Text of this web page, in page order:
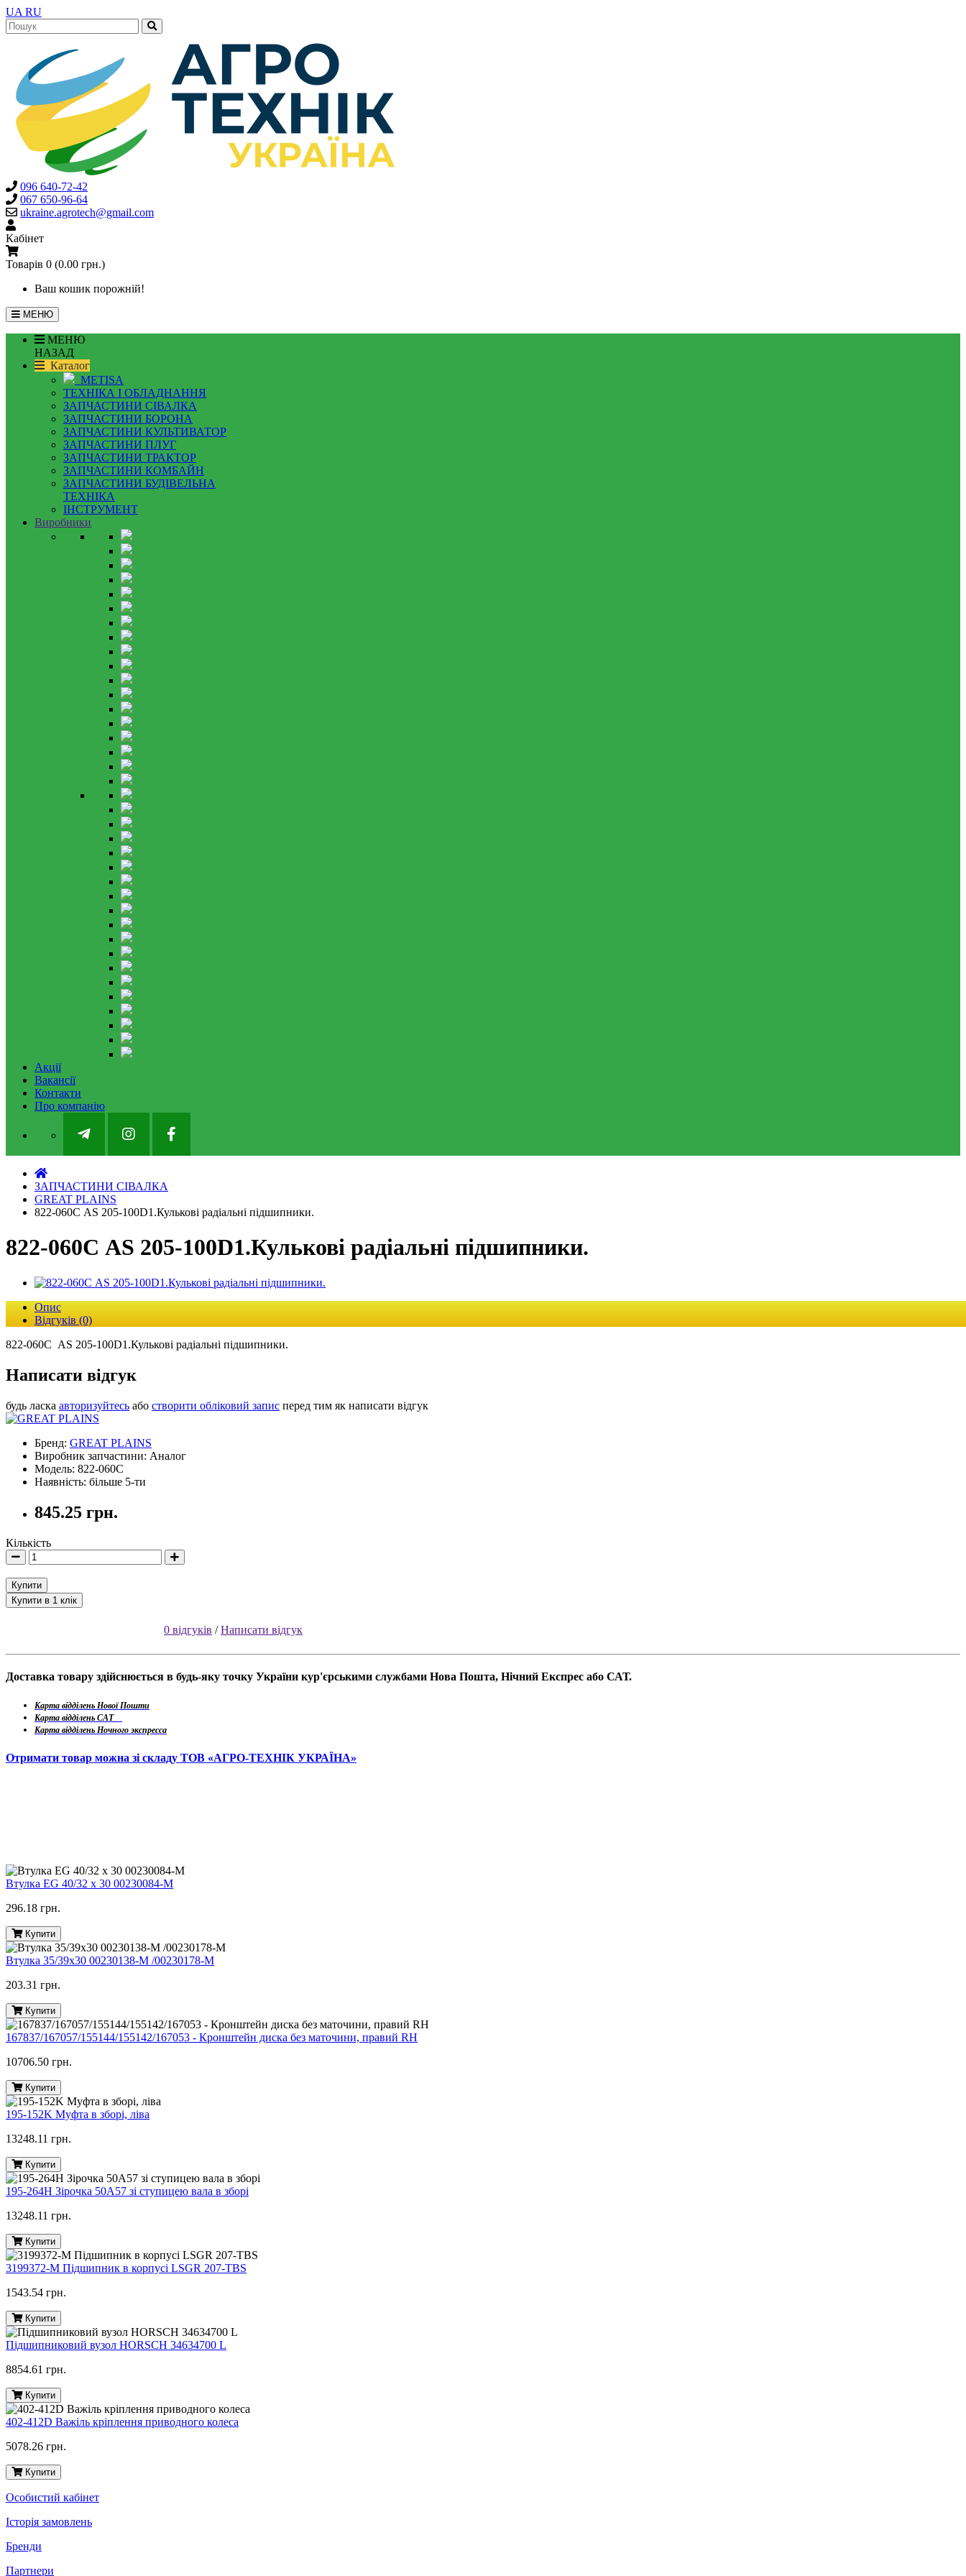
UA RU
096 640-72-42
067 650-96-64
ukraine.agrotech@gmail.com
Кабінет
Товарів 0 (0.00 грн.)
Ваш кошик порожній!
МЕНЮ
МЕНЮ
НАЗАД
Каталог
METISA
ТЕХНІКА І ОБЛАДНАННЯ
ЗАПЧАСТИНИ СІВАЛКА
ЗАПЧАСТИНИ БОРОНА
ЗАПЧАСТИНИ КУЛЬТИВАТОР
ЗАПЧАСТИНИ ПЛУГ
ЗАПЧАСТИНИ ТРАКТОР
ЗАПЧАСТИНИ КОМБАЙН
ЗАПЧАСТИНИ БУДІВЕЛЬНА
ТЕХНІКА
ІНСТРУМЕНТ
Виробники
Акції
Вакансії
Контакти
Про компанію
ЗАПЧАСТИНИ СІВАЛКА
GREAT PLAINS
822-060С AS 205-100D1.Кулькові радіальні підшипники.
822-060С AS 205-100D1.Кулькові радіальні підшипники.
Опис
Відгуків (0)
822-060С AS 205-100D1.Кулькові радіальні підшипники.
Написати відгук
будь ласка авторизуйтесь або створити обліковий запис перед тим як написати відгук
Бренд: GREAT PLAINS
Виробник запчастини: Аналог
Модель: 822-060С
Наявність: більше 5-ти
845.25 грн.
Кількість
Купити
Купити в 1 клік
0 відгуків /Написати відгук
Доставка товару здійснюється в будь-яку точку України кур'єрськими службами Нова Пошта, Нічний Експрес або САТ.
Карта відділень Нової Пошти
Карта відділень САТ
Карта відділень Ночного экспресса
Отримати товар можна зі складу ТОВ «АГРО-ТЕХНІК УКРАЇНА»
Втулка EG 40/32 x 30 00230084-M
296.18 грн.
Купити
Втулка 35/39х30 00230138-M /00230178-M
203.31 грн.
Купити
167837/167057/155144/155142/167053 - Кронштейн диска без маточини, правий RH
10706.50 грн.
Купити
195-152K Муфта в зборі, ліва
13248.11 грн.
Купити
195-264H Зірочка 50A57 зі ступицею вала в зборі
13248.11 грн.
Купити
3199372-M Підшипник в корпусі LSGR 207-TBS
1543.54 грн.
Купити
Підшипниковий вузол HORSCH 34634700 L
8854.61 грн.
Купити
402-412D Важіль кріплення приводного колеса
5078.26 грн.
Купити
Особистий кабінет
Історія замовлень
Бренди
Партнери